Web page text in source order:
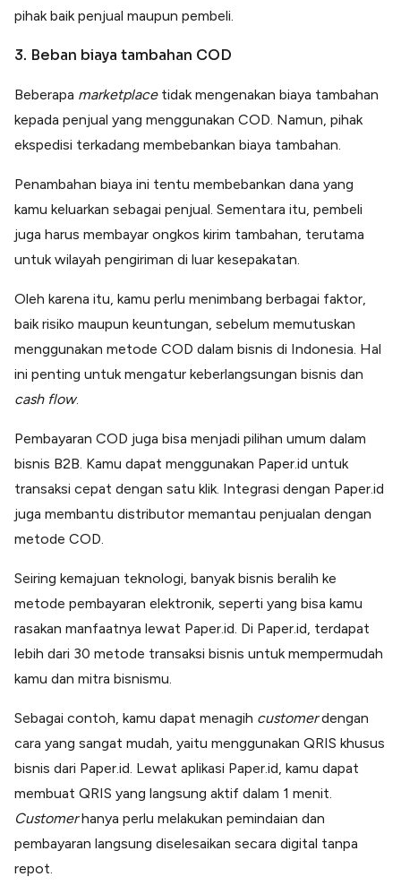
pihak baik penjual maupun pembeli.
3. Beban biaya tambahan COD
Beberapa marketplacetidak mengenakan biaya tambahan
kepada penjual yang menggunakan COD. Namun, pihak
ekspedisi terkadang membebankan biaya tambahan.
Penambahan biaya ini tentu membebankan dana yang
kamu keluarkan sebagai penjual. Sementara itu, pembeli
juga harus membayar ongkos kirim tambahan, terutama
untuk wilayah pengiriman di luar kesepakatan.
Oleh karena itu, kamu perlu menimbang berbagai faktor,
baik risiko maupun keuntungan, sebelum memutuskan
menggunakan metode COD dalam bisnis di Indonesia. Hal
ini penting untuk mengatur keberlangsungan bisnis dan
cash flow.
Pembayaran COD juga bisa menjadi pilihan umum dalam
bisnis B2B. Kamu dapat menggunakan Paper.id untuk
transaksi cepat dengan satu klik. Integrasi dengan Paper.id
juga membantu distributor memantau penjualan dengan
metode COD.
Seiring kemajuan teknologi, banyak bisnis beralih ke
metode pembayaran elektronik, seperti yang bisa kamu
rasakan manfaatnya lewat Paper.id. Di Paper.id, terdapat
lebih dari 30 metode transaksi bisnis untuk mempermudah
kamu dan mitra bisnismu.
Sebagai contoh, kamu dapat menagih customerdengan
cara yang sangat mudah, yaitu menggunakan QRIS khusus
bisnis dari Paper.id. Lewat aplikasi Paper.id, kamu dapat
membuat QRIS yang langsung aktif dalam 1 menit.
Customerhanya perlu melakukan pemindaian dan
pembayaran langsung diselesaikan secara digital tanpa
repot.